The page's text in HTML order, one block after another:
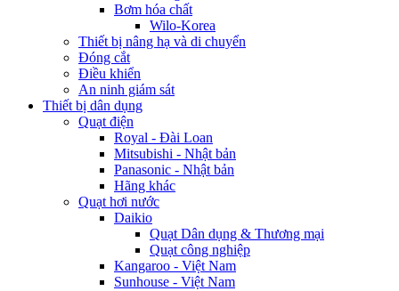
Bơm hóa chất
Wilo-Korea
Thiết bị nâng hạ và di chuyển
Đóng cắt
Điều khiển
An ninh giám sát
Thiết bị dân dụng
Quạt điện
Royal - Đài Loan
Mitsubishi - Nhật bản
Panasonic - Nhật bản
Hãng khác
Quạt hơi nước
Daikio
Quạt Dân dụng & Thương mại
Quạt công nghiệp
Kangaroo - Việt Nam
Sunhouse - Việt Nam